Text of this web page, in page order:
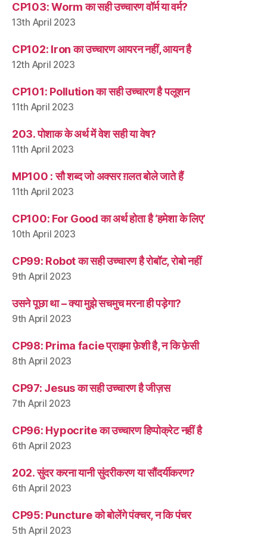
CP103: Worm का सही उच्चारण वॉर्म या वर्म?
13th April 2023
CP102: Iron का उच्चारण आयरन नहीं, आयन है
12th April 2023
CP101: Pollution का सही उच्चारण है पलूशन
11th April 2023
203. पोशाक के अर्थ में वेश सही या वेष?
11th April 2023
MP100 : सौ शब्द जो अक्सर ग़लत बोले जाते हैं
11th April 2023
CP100: For Good का अर्थ होता है ‘हमेशा के लिए’
10th April 2023
CP99: Robot का सही उच्चारण है रोबॉट, रोबो नहीं
9th April 2023
उसने पूछा था – क्या मुझे सचमुच मरना ही पड़ेगा?
9th April 2023
CP98: Prima facie प्राइमा फ़ेशी है, न कि फ़ेसी
8th April 2023
CP97: Jesus का सही उच्चारण है जीज़स
7th April 2023
CP96: Hypocrite का उच्चारण हिप्पोक्रेट नहीं है
6th April 2023
202. सुंदर करना यानी सुंदरीकरण या सौंदर्यीकरण?
6th April 2023
CP95: Puncture को बोलेंगे पंक्चर, न कि पंचर
5th April 2023